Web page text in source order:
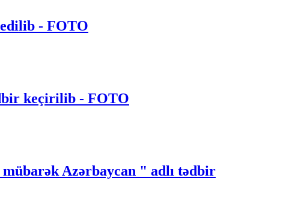
- FOTO
keçirilib - FOTO
Azərbaycan " adlı tədbir